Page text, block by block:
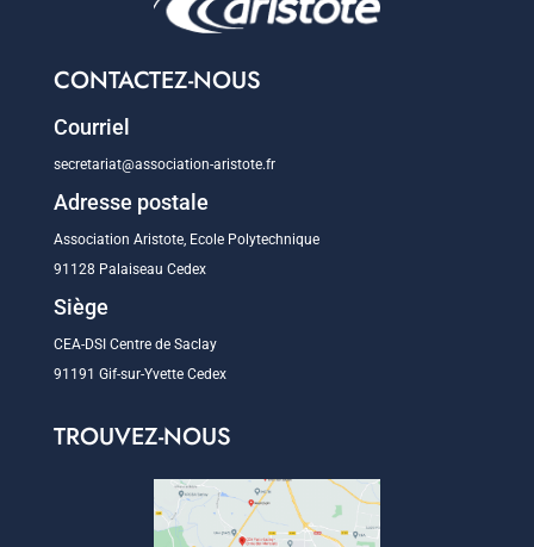
CONTACTEZ-NOUS
Courriel
secretariat@association-aristote.fr
Adresse postale
Association Aristote, Ecole Polytechnique
91128 Palaiseau Cedex
Siège
CEA-DSI Centre de Saclay
91191 Gif-sur-Yvette Cedex
TROUVEZ-NOUS